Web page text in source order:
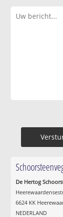
De Hertog
6624 KK
NEDERLAND